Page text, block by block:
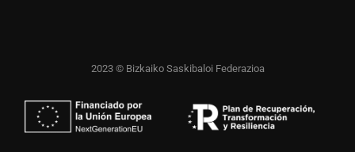
2023 © Bizkaiko Saskibaloi Federazioa